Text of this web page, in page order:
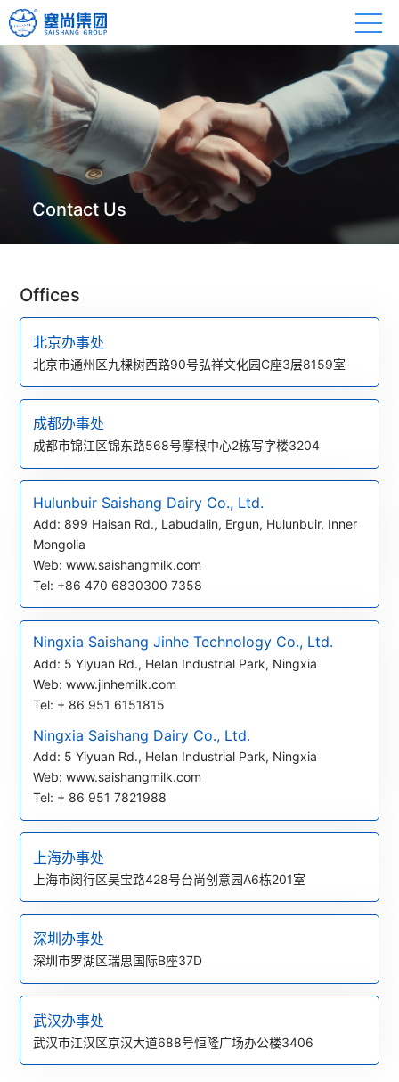
Contact Us
Offices
北京办事处
北京市通州区九棵树西路90号弘祥文化园C座3层8159室
成都办事处
成都市锦江区锦东路568号摩根中心2栋写字楼3204
Hulunbuir Saishang Dairy Co., Ltd.
Add: 899 Haisan Rd., Labudalin, Ergun, Hulunbuir, Inner
Mongolia
Web: www.saishangmilk.com
Tel: +86 470 6830300 7358
Ningxia Saishang Jinhe Technology Co., Ltd.
Add: 5 Yiyuan Rd., Helan Industrial Park, Ningxia
Web: www.jinhemilk.com
Tel: + 86 951 6151815
Ningxia Saishang Dairy Co., Ltd.
Add: 5 Yiyuan Rd., Helan Industrial Park, Ningxia
Web: www.saishangmilk.com
Tel: + 86 951 7821988
上海办事处
上海市闵行区吴宝路428号台尚创意园A6栋201室
深圳办事处
深圳市罗湖区瑞思国际B座37D
武汉办事处
武汉市江汉区京汉大道688号恒隆广场办公楼3406